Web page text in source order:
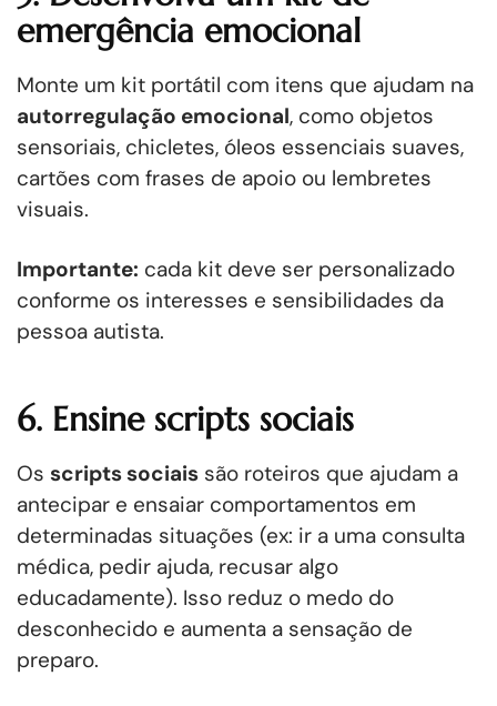
emergência emocional
Monte um kit portátil com itens que ajudam na
autorregulação emocional, como objetos
sensoriais, chicletes, óleos essenciais suaves,
cartões com frases de apoio ou lembretes
visuais.
Importante: cada kit deve ser personalizado
conforme os interesses e sensibilidades da
pessoa autista.
6. Ensine scripts sociais
Os scripts sociais são roteiros que ajudam a
antecipar e ensaiar comportamentos em
determinadas situações (ex: ir a uma consulta
médica, pedir ajuda, recusar algo
educadamente). Isso reduz o medo do
desconhecido e aumenta a sensação de
preparo.